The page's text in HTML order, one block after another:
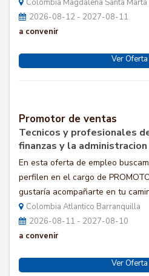
Colombia Magdalena Santa Marta
2026-08-12 - 2027-08-11
a convenir
Ver Oferta
Promotor de ventas
Tecnicos y profesionales
finanzas y la administracion
En esta oferta de empleo
perfilen en el cargo de
gustaría acompañarte en tu
Colombia Atlantico Barranquilla
2026-08-11 - 2027-08-10
a convenir
Ver Oferta